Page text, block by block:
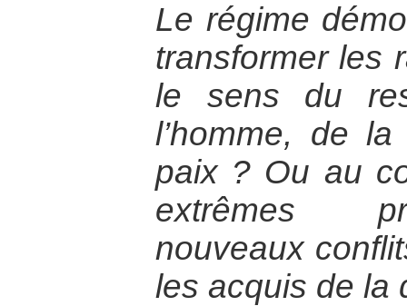
Le régime
transformer les
le sens du
l’homme, de
paix ? Ou au
extrêmes
nouveaux
les acquis de la